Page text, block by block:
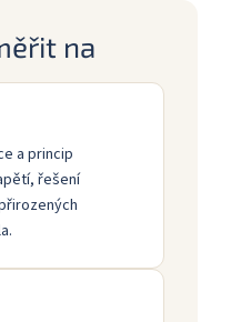
na
a princip
řešení